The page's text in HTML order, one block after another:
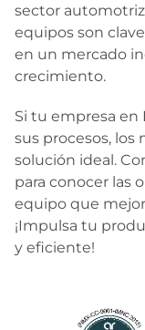
sector
equipos son
en un mercado
crecimiento.
Si tu empresa en
sus procesos, los
solución ideal.
para conocer las
equipo que
¡Impulsa tu
y eficiente!